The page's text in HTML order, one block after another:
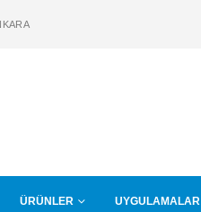
ÜRÜNLER UYGULAMALAR